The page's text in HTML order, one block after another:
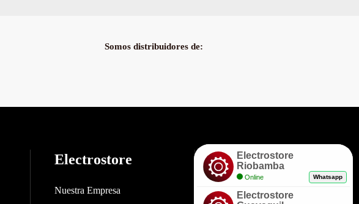
Somos distribuidores de:
Electrostore
Nuestra Empresa
Enlaces
Políticas de Garantía
Electrostore
Riobamba
Online Whatsapp
Electrostore